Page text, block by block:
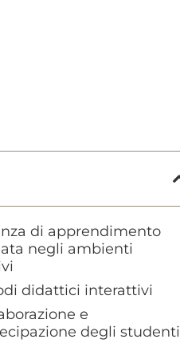
di apprendimento
negli ambienti
didattici interattivi
e
degli studenti